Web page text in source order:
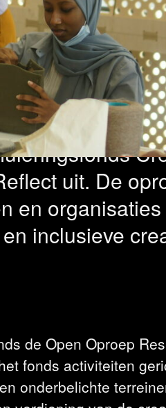
&
uit. De
en
inclusieve
de Open Oproep
fonds activiteiten
onderbelichte